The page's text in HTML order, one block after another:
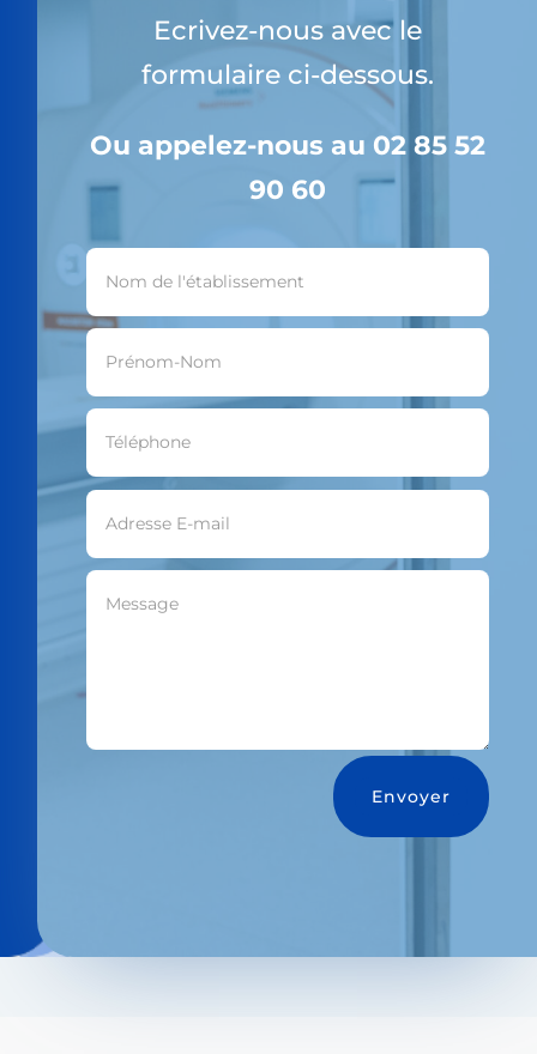
Ecrivez-nous avec le
formulaire ci-dessous.
Ou appelez-nous au 02 85 52
90 60
Envoyer